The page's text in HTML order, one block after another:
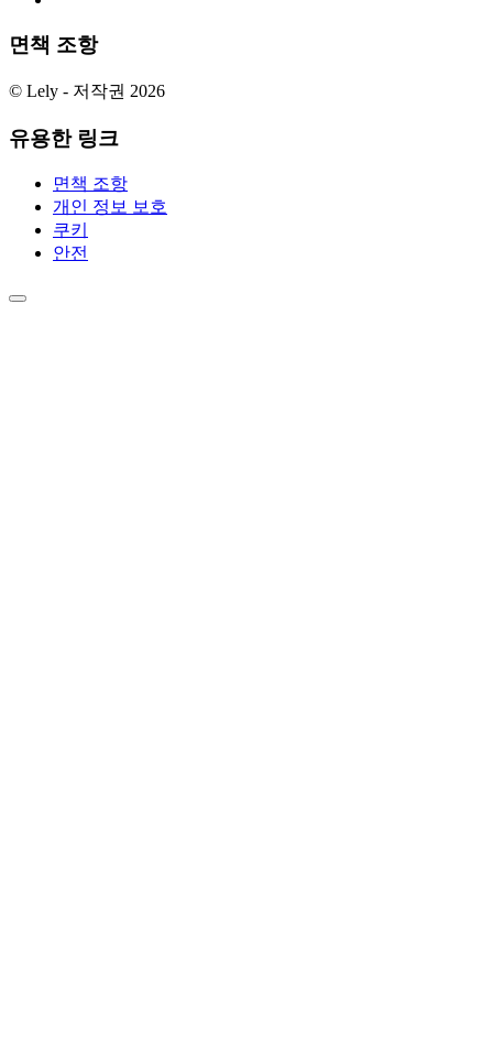
면책 조항
© Lely - 저작권 2026
유용한 링크
면책 조항
개인 정보 보호
쿠키
안전